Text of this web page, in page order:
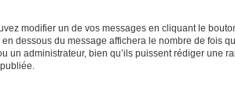
modifier un de vos messages en cliquant le
dessous du message affichera le nombre de fois
un administrateur, bien qu’ils puissent rédiger une